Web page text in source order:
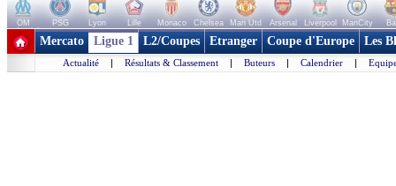
OM PSG Lyon Lille Monaco Chelsea Man Utd Arsenal Liverpool ManCity
+ de clubs
Mercato Ligue 1 L2/Coupes Etranger Coupe d'Europe Les
Actualité | Résultats & Classement | Buteurs | Calendrier |